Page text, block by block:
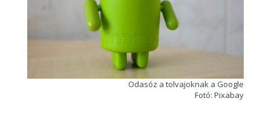
Odasóz a tolvajoknak a Google
Fotó: Pixabay